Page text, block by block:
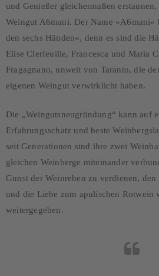
und Genießer gleichermaßen erstaunen,
Weingut A6mani. Der Name »A6mani«
den sechs Händen«, denn es sind die
Elise Clerfeuille, Francesca und Maria
Fragagnano, unweit von Taranto, die
eigenen Weingut verwirklicht haben.
Die „Weingutsneugründung“ kann auf
Erfahrungsschatz und beste
seit Generationen sind ihre zwei
gleichen Weinberge miteinander
Gunst der Weinreben zu verdienen,
und die Liebe zum apulischen Rotwein
weitergegeben.